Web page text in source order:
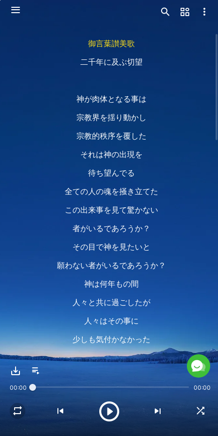
御言葉讃美歌
二千年に及ぶ切望
神が肉体となる事は
宗教界を揺り動かし
宗教的秩序を覆した
それは神の出現を
待ち望んでる
全ての人の魂を掻き立てた
この出来事を見て驚かない
者がいるであろうか？
その目で神を見たいと
願わない者がいるであろうか？
神は何年もの間
人々と共に過ごしたが
人々はその事に
少しも気付かなかった
今日神自身が現れ
昔の愛を新たにしたのだ
00:00 00:00